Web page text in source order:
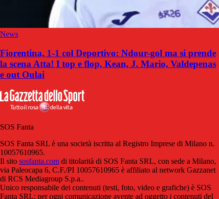
News
Fiorentina, 1-1 col Deportivo: Ndour-gol ma si prende
la scena Atta! I top e flop, Kean, J. Mario, Valdepenas
e out Oulai
SOS Fanta
SOS Fanta SRL è una società iscritta al Registro Imprese di Milano n.
10057610965.
Il sito sosfanta.com di titolarità di SOS Fanta SRL, con sede a Milano,
via Paleocapa 6, C.F./PI 10057610965 è affiliato al network Gazzanet
di RCS Mediagroup S.p.a..
Unico responsabile dei contenuti (testi, foto, video e grafiche) è SOS
Fanta SRL; per ogni comunicazione avente ad oggetto i contenuti del